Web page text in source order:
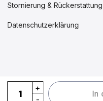
eSIM Thailand Vietnam
In
Stornierung & Rückerstattung
Datenschutzerklärung